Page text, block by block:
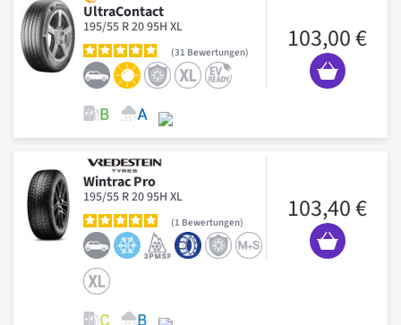
UltraContact
195/55 R 20 95H XL
31 Bewertungen 103,00 €
Wintrac Pro
195/55 R 20 95H XL
1 Bewertungen 103,40 €